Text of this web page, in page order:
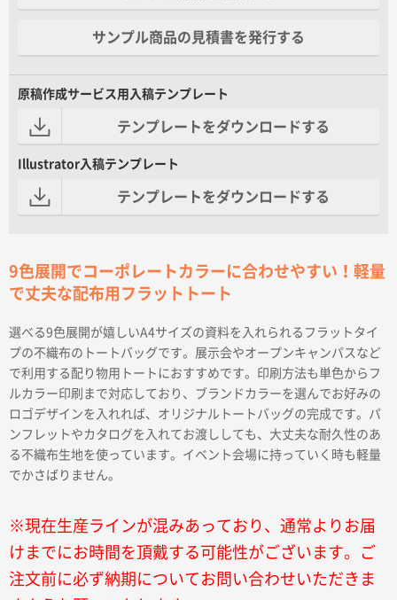
サンプル商品の見積書を発行する
原稿作成サービス用入稿テンプレート
テンプレートをダウンロードする
Illustrator入稿テンプレート
テンプレートをダウンロードする
9色展開でコーポレートカラーに合わせやすい！軽量
で丈夫な配布用フラットトート
選べる9色展開が嬉しいA4サイズの資料を入れられるフラットタイ
プの不織布のトートバッグです。展示会やオープンキャンパスなど
で利用する配り物用トートにおすすめです。印刷方法も単色からフ
ルカラー印刷まで対応しており、ブランドカラーを選んでお好みの
ロゴデザインを入れれば、オリジナルトートバッグの完成です。パ
ンフレットやカタログを入れてお渡ししても、大丈夫な耐久性のあ
る不織布生地を使っています。イベント会場に持っていく時も軽量
でかさばりません。
※現在生産ラインが混みあっており、通常よりお届
けまでにお時間を頂戴する可能性がございます。ご
注文前に必ず納期についてお問い合わせいただきま